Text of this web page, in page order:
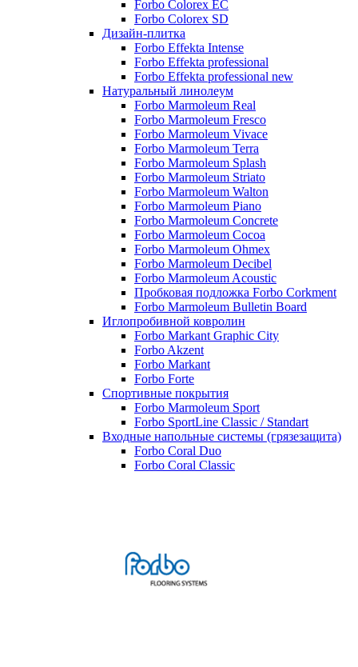
Forbo Colorex EC
Forbo Colorex SD
Дизайн-плитка
Forbo Effekta Intense
Forbo Effekta professional
Forbo Effekta professional new
Натуральный линолеум
Forbo Marmoleum Real
Forbo Marmoleum Fresco
Forbo Marmoleum Vivace
Forbo Marmoleum Terra
Forbo Marmoleum Splash
Forbo Marmoleum Striato
Forbo Marmoleum Walton
Forbo Marmoleum Piano
Forbo Marmoleum Concrete
Forbo Marmoleum Cocoa
Forbo Marmoleum Ohmex
Forbo Marmoleum Decibel
Forbo Marmoleum Acoustic
Пробковая подложка Forbo Corkment
Forbo Marmoleum Bulletin Board
Иглопробивной ковролин
Forbo Markant Graphic City
Forbo Akzent
Forbo Markant
Forbo Forte
Спортивные покрытия
Forbo Marmoleum Sport
Forbo SportLine Classic / Standart
Входные напольные системы (грязезащита)
Forbo Coral Duo
Forbo Coral Classic